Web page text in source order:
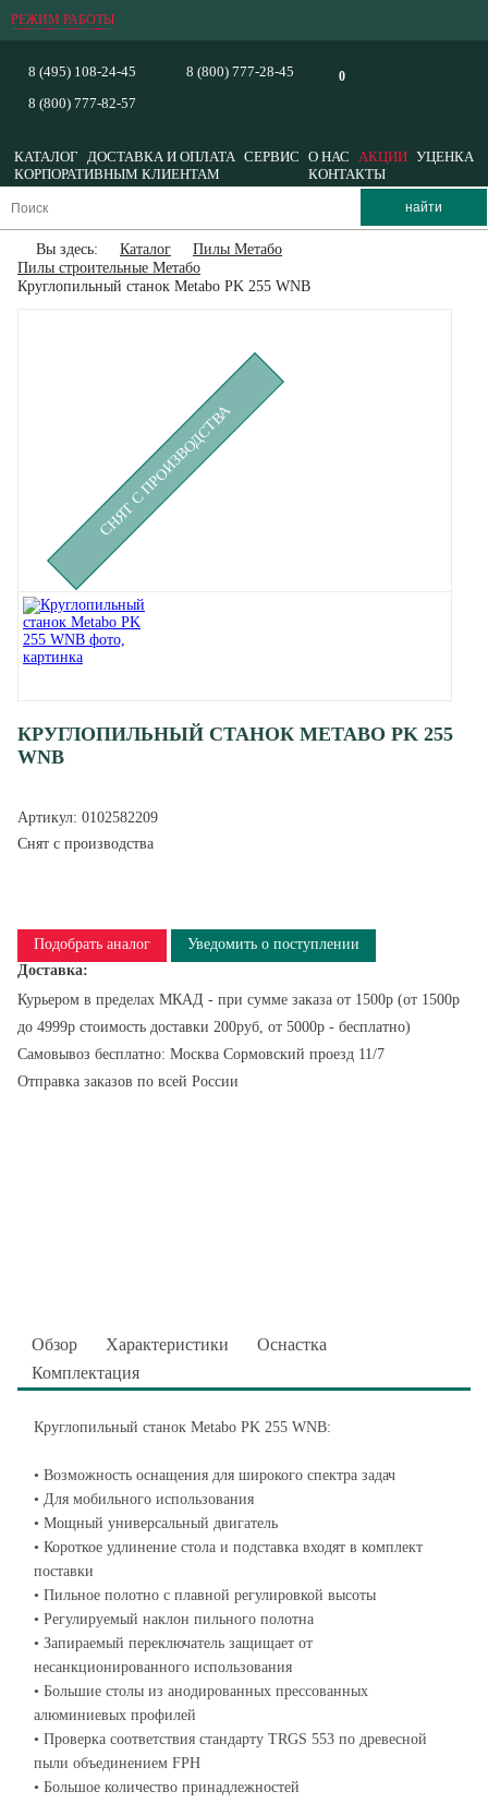
РЕЖИМ РАБОТЫ
0
8 (495) 108-24-45
8 (800) 777-82-57
8 (800) 777-28-45
КАТАЛОГ ДОСТАВКА И ОПЛАТА СЕРВИС О НАС АКЦИИ УЦЕНКА
КОРПОРАТИВНЫМ КЛИЕНТАМ
КОНТАКТЫ
Вы здесь: Каталог
Пилы Метабо
Пилы строительные Метабо
Круглопильный станок Metabo PK 255 WNB
СНЯТ С ПРОИЗВОДСТВА
КРУГЛОПИЛЬНЫЙ СТАНОК METABO PK 255
WNB
Артикул: 0102582209
Снят с производства
Подобрать аналог
Уведомить о поступлении
Доставка:
Курьером в пределах МКАД - при сумме заказа от 1500р (от 1500р
до 4999р стоимость доставки 200руб, от 5000р - бесплатно)
Самовывоз бесплатно: Москва Сормовский проезд 11/7
Отправка заказов по всей России
Обзор Характеристики
Оснастка
Комплектация
Круглопильный станок Metabo PK 255 WNB:
• Возможность оснащения для широкого спектра задач
• Для мобильного использования
• Мощный универсальный двигатель
• Короткое удлинение стола и подставка входят в комплект
поставки
• Пильное полотно с плавной регулировкой высоты
• Регулируемый наклон пильного полотна
• Запираемый переключатель защищает от
несанкционированного использования
• Большие столы из анодированных прессованных
алюминиевых профилей
• Проверка соответствия стандарту TRGS 553 по древесной
пыли объединением FPH
• Большое количество принадлежностей